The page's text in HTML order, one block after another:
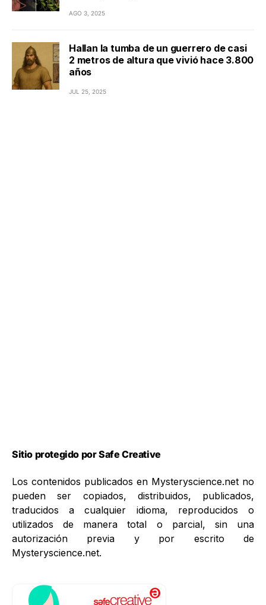
AGO 3, 2025
Hallan la tumba de un guerrero de casi
2 metros de altura que vivió hace 3.800
años
JUL 25, 2025
Sitio protegido por Safe Creative
Los contenidos publicados en Mysteryscience.net no
pueden ser copiados, distribuidos, publicados,
traducidos a cualquier idioma, reproducidos o
utilizados de manera total o parcial, sin una
autorización previa y por escrito de
Mysteryscience.net.